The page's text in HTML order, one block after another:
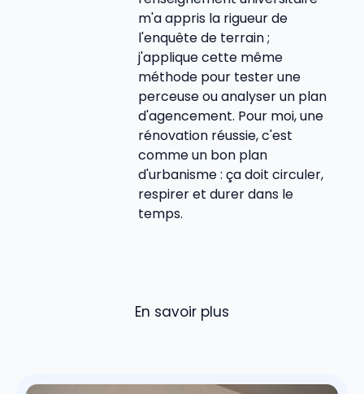
m'a appris la rigueur de
l'enquête de terrain ;
j'applique cette même
méthode pour tester une
perceuse ou analyser un plan
d'agencement. Pour moi, une
rénovation réussie, c'est
comme un bon plan
d'urbanisme : ça doit circuler,
respirer et durer dans le
temps.
En savoir plus